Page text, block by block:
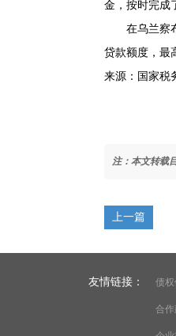
金，按时完成
在乌兰察
贷款额度，最
来源：国家税
注：本文转载
上一篇
友情链接： 债
合